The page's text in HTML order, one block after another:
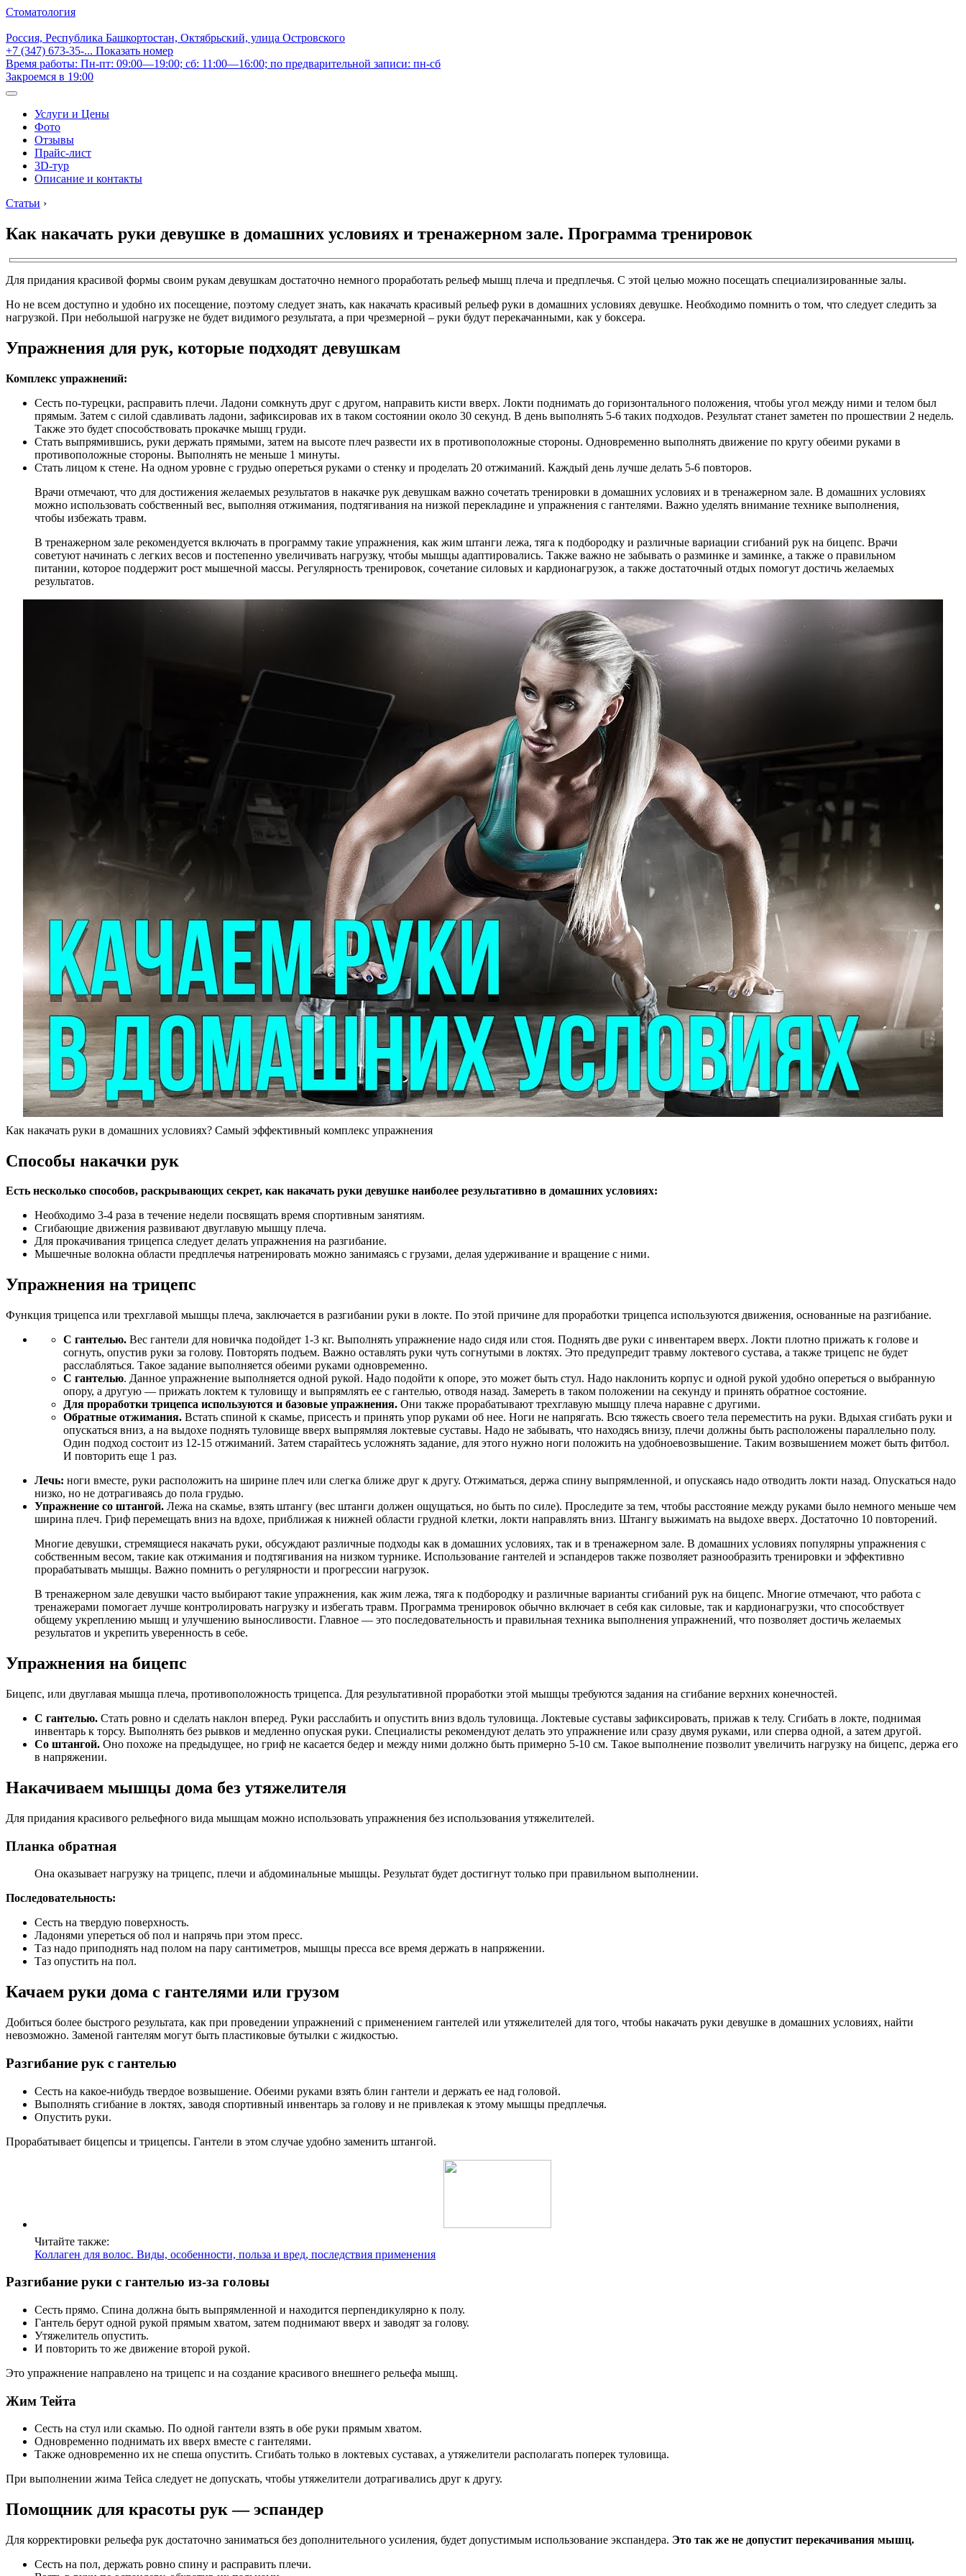
Стоматология
Россия, Республика Башкортостан, Октябрьский, улица Островского
+7 (347) 673-35-... Показать номер
Время работы: Пн-пт: 09:00—19:00; сб: 11:00—16:00; по предварительной записи: пн-сб
Закроемся в 19:00
Услуги и Цены
Фото
Отзывы
Прайс-лист
3D-тур
Описание и контакты
Статьи ›
Как накачать руки девушке в домашних условиях и тренажерном зале. Программа тренировок
Для придания красивой формы своим рукам девушкам достаточно немного проработать рельеф мышц плеча и предплечья. С этой целью можно посещать специализированные залы.
Но не всем доступно и удобно их посещение, поэтому следует знать, как накачать красивый рельеф руки в домашних условиях девушке. Необходимо помнить о том, что следует следить за
нагрузкой. При небольшой нагрузке не будет видимого результата, а при чрезмерной – руки будут перекачанными, как у боксера.
Упражнения для рук, которые подходят девушкам
Комплекс упражнений:
Сесть по-турецки, расправить плечи. Ладони сомкнуть друг с другом, направить кисти вверх. Локти поднимать до горизонтального положения, чтобы угол между ними и телом был
прямым. Затем с силой сдавливать ладони, зафиксировав их в таком состоянии около 30 секунд. В день выполнять 5-6 таких подходов. Результат станет заметен по прошествии 2 недель.
Также это будет способствовать прокачке мышц груди.
Стать выпрямившись, руки держать прямыми, затем на высоте плеч развести их в противоположные стороны. Одновременно выполнять движение по кругу обеими руками в
противоположные стороны. Выполнять не меньше 1 минуты.
Стать лицом к стене. На одном уровне с грудью опереться руками о стенку и проделать 20 отжиманий. Каждый день лучше делать 5-6 повторов.
Врачи отмечают, что для достижения желаемых результатов в накачке рук девушкам важно сочетать тренировки в домашних условиях и в тренажерном зале. В домашних условиях
можно использовать собственный вес, выполняя отжимания, подтягивания на низкой перекладине и упражнения с гантелями. Важно уделять внимание технике выполнения,
чтобы избежать травм.
В тренажерном зале рекомендуется включать в программу такие упражнения, как жим штанги лежа, тяга к подбородку и различные вариации сгибаний рук на бицепс. Врачи
советуют начинать с легких весов и постепенно увеличивать нагрузку, чтобы мышцы адаптировались. Также важно не забывать о разминке и заминке, а также о правильном
питании, которое поддержит рост мышечной массы. Регулярность тренировок, сочетание силовых и кардионагрузок, а также достаточный отдых помогут достичь желаемых
результатов.
Как накачать руки в домашних условиях? Самый эффективный комплекс упражнения
Способы накачки рук
Есть несколько способов, раскрывающих секрет, как накачать руки девушке наиболее результативно в домашних условиях:
Необходимо 3-4 раза в течение недели посвящать время спортивным занятиям.
Сгибающие движения развивают двуглавую мышцу плеча.
Для прокачивания трицепса следует делать упражнения на разгибание.
Мышечные волокна области предплечья натренировать можно занимаясь с грузами, делая удерживание и вращение с ними.
Упражнения на трицепс
Функция трицепса или трехглавой мышцы плеча, заключается в разгибании руки в локте. По этой причине для проработки трицепса используются движения, основанные на разгибание.
С гантелью. Вес гантели для новичка подойдет 1-3 кг. Выполнять упражнение надо сидя или стоя. Поднять две руки с инвентарем вверх. Локти плотно прижать к голове и
согнуть, опустив руки за голову. Повторять подъем. Важно оставлять руки чуть согнутыми в локтях. Это предупредит травму локтевого сустава, а также трицепс не будет
расслабляться. Такое задание выполняется обеими руками одновременно.
С гантелью. Данное упражнение выполняется одной рукой. Надо подойти к опоре, это может быть стул. Надо наклонить корпус и одной рукой удобно опереться о выбранную
опору, а другую — прижать локтем к туловищу и выпрямлять ее с гантелью, отводя назад. Замереть в таком положении на секунду и принять обратное состояние.
Для проработки трицепса используются и базовые упражнения. Они также прорабатывают трехглавую мышцу плеча наравне с другими.
Обратные отжимания. Встать спиной к скамье, присесть и принять упор руками об нее. Ноги не напрягать. Всю тяжесть своего тела переместить на руки. Вдыхая сгибать руки и
опускаться вниз, а на выдохе поднять туловище вверх выпрямляя локтевые суставы. Надо не забывать, что находясь внизу, плечи должны быть расположены параллельно полу.
Один подход состоит из 12-15 отжиманий. Затем старайтесь усложнять задание, для этого нужно ноги положить на удобноевозвышение. Таким возвышением может быть фитбол.
И повторить еще 1 раз.
Лечь: ноги вместе, руки расположить на ширине плеч или слегка ближе друг к другу. Отжиматься, держа спину выпрямленной, и опускаясь надо отводить локти назад. Опускаться надо
низко, но не дотрагиваясь до пола грудью.
Упражнение со штангой. Лежа на скамье, взять штангу (вес штанги должен ощущаться, но быть по силе). Проследите за тем, чтобы расстояние между руками было немного меньше чем
ширина плеч. Гриф перемещать вниз на вдохе, приближая к нижней области грудной клетки, локти направлять вниз. Штангу выжимать на выдохе вверх. Достаточно 10 повторений.
Многие девушки, стремящиеся накачать руки, обсуждают различные подходы как в домашних условиях, так и в тренажерном зале. В домашних условиях популярны упражнения с
собственным весом, такие как отжимания и подтягивания на низком турнике. Использование гантелей и эспандеров также позволяет разнообразить тренировки и эффективно
прорабатывать мышцы. Важно помнить о регулярности и прогрессии нагрузок.
В тренажерном зале девушки часто выбирают такие упражнения, как жим лежа, тяга к подбородку и различные варианты сгибаний рук на бицепс. Многие отмечают, что работа с
тренажерами помогает лучше контролировать нагрузку и избегать травм. Программа тренировок обычно включает в себя как силовые, так и кардионагрузки, что способствует
общему укреплению мышц и улучшению выносливости. Главное — это последовательность и правильная техника выполнения упражнений, что позволяет достичь желаемых
результатов и укрепить уверенность в себе.
Упражнения на бицепс
Бицепс, или двуглавая мышца плеча, противоположность трицепса. Для результативной проработки этой мышцы требуются задания на сгибание верхних конечностей.
С гантелью. Стать ровно и сделать наклон вперед. Руки расслабить и опустить вниз вдоль туловища. Локтевые суставы зафиксировать, прижав к телу. Сгибать в локте, поднимая
инвентарь к торсу. Выполнять без рывков и медленно опуская руки. Специалисты рекомендуют делать это упражнение или сразу двумя руками, или сперва одной, а затем другой.
Со штангой. Оно похоже на предыдущее, но гриф не касается бедер и между ними должно быть примерно 5-10 см. Такое выполнение позволит увеличить нагрузку на бицепс, держа его
в напряжении.
Накачиваем мышцы дома без утяжелителя
Для придания красивого рельефного вида мышцам можно использовать упражнения без использования утяжелителей.
Планка обратная
Она оказывает нагрузку на трицепс, плечи и абдоминальные мышцы. Результат будет достигнут только при правильном выполнении.
Последовательность:
Сесть на твердую поверхность.
Ладонями упереться об пол и напрячь при этом пресс.
Таз надо приподнять над полом на пару сантиметров, мышцы пресса все время держать в напряжении.
Таз опустить на пол.
Качаем руки дома с гантелями или грузом
Добиться более быстрого результата, как при проведении упражнений с применением гантелей или утяжелителей для того, чтобы накачать руки девушке в домашних условиях, найти
невозможно. Заменой гантелям могут быть пластиковые бутылки с жидкостью.
Разгибание рук с гантелью
Сесть на какое-нибудь твердое возвышение. Обеими руками взять блин гантели и держать ее над головой.
Выполнять сгибание в локтях, заводя спортивный инвентарь за голову и не привлекая к этому мышцы предплечья.
Опустить руки.
Прорабатывает бицепсы и трицепсы. Гантели в этом случае удобно заменить штангой.
Читайте также:
Коллаген для волос. Виды, особенности, польза и вред, последствия применения
Разгибание руки с гантелью из-за головы
Сесть прямо. Спина должна быть выпрямленной и находится перпендикулярно к полу.
Гантель берут одной рукой прямым хватом, затем поднимают вверх и заводят за голову.
Утяжелитель опустить.
И повторить то же движение второй рукой.
Это упражнение направлено на трицепс и на создание красивого внешнего рельефа мышц.
Жим Тейта
Сесть на стул или скамью. По одной гантели взять в обе руки прямым хватом.
Одновременно поднимать их вверх вместе с гантелями.
Также одновременно их не спеша опустить. Сгибать только в локтевых суставах, а утяжелители располагать поперек туловища.
При выполнении жима Тейса следует не допускать, чтобы утяжелители дотрагивались друг к другу.
Помощник для красоты рук — эспандер
Для корректировки рельефа рук достаточно заниматься без дополнительного усиления, будет допустимым использование экспандера. Это так же не допустит перекачивания мышц.
Сесть на пол, держать ровно спину и расправить плечи.